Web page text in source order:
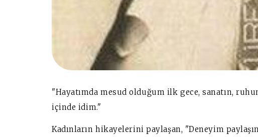
"Hayatımda mesud olduğum ilk gece, sanatın,
içinde idim."
Kadınların hikayelerini paylaşan, "Deneyim